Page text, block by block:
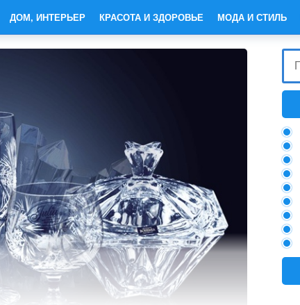
ДОМ, ИНТЕРЬЕР КРАСОТА И ЗДОРОВЬЕ МОДА И СТИЛЬ